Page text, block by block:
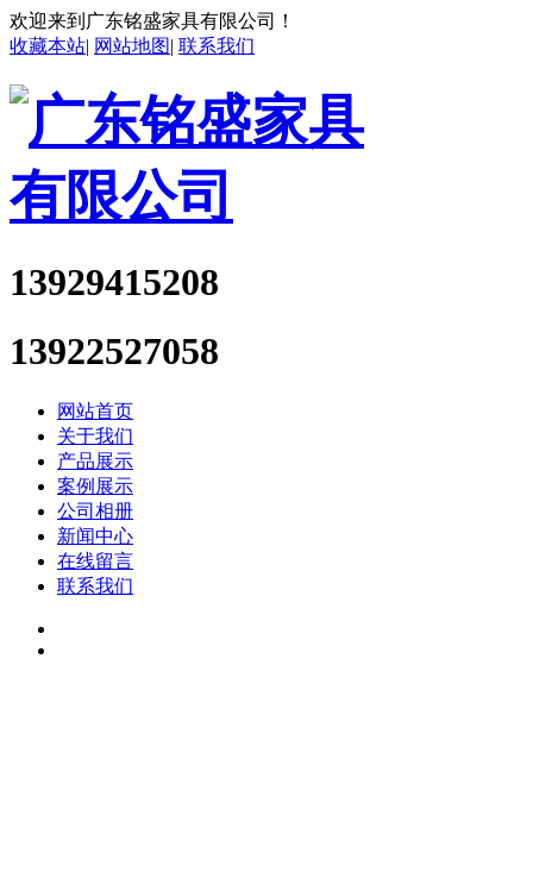
欢迎来到广东铭盛家具有限公司！
收藏本站| 网站地图| 联系我们
13929415208
13922527058
网站首页
关于我们
产品展示
案例展示
公司相册
新闻中心
在线留言
联系我们